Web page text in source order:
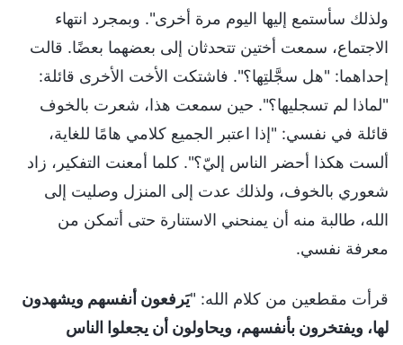
ولذلك سأستمع إليها اليوم مرة أخرى". وبمجرد انتهاء
الاجتماع، سمعت أختين تتحدثان إلى بعضهما بعضًا. قالت
إحداهما: "هل سجَّلتِها؟". فاشتكت الأخت الأخرى قائلة:
"لماذا لم تسجليها؟". حين سمعت هذا، شعرت بالخوف
قائلة في نفسي: "إذا اعتبر الجميع كلامي هامًا للغاية،
ألست هكذا أحضر الناس إليّ؟". كلما أمعنت التفكير، زاد
شعوري بالخوف، ولذلك عدت إلى المنزل وصليت إلى
الله، طالبة منه أن يمنحني الاستنارة حتى أتمكن من
معرفة نفسي.
قرأت مقطعين من كلام الله: "يَرفعون أنفسهم ويشهدون
لها، ويفتخرون بأنفسهم، ويحاولون أن يجعلوا الناس